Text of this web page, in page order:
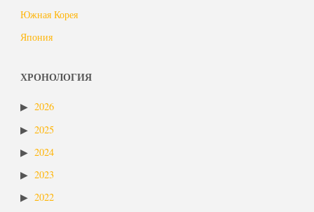
Южная Корея
Япония
ХРОНОЛОГИЯ
2026
2025
2024
2023
2022